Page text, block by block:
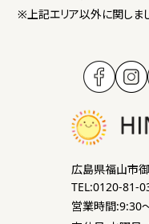
※上記エリア以外に関しま
広島県福山市
TEL:0120-81-
営業時間:9:30